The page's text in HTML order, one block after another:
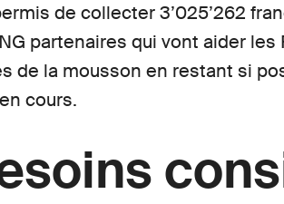
de collecter 3’025’262
partenaires qui vont aider
de la mousson en restant si
cours.